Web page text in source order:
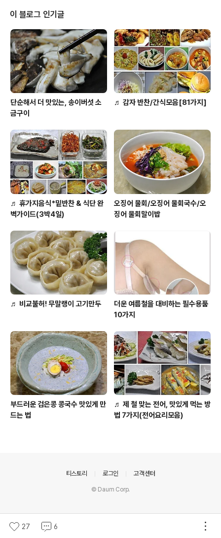
런 질문의 쪽지를 많이 받아 보았답니다. 김치찌개와 된장
찌개는 계절과 관계없이 먹는 음식이지만.. 쌀쌀한 계절에
는 더 맛난 그런 음식이지요. 맛있는 찌게 뚝배기 한그릇이
면.. 다른 반찬이 없어도 밥 한그릇은 금세 뚝딱~!! 가장 일
반적인 것이지만, 지금부터 맛있는 김치찌게와 된장찌개를
만드는 비법을 알..
이 블로그 인기글
단순해서 더 맛있는, 송이버섯 소
금구이
♬ 감자 반찬/간식모음[81가지]
♬ 휴가지음식*밑반찬 & 식단 완
벽가이드(3박4일)
오징어 물회/오징어 물회국수/오
징어 물회말이밥
♬ 비교불허! 무말랭이 고기만두
더운 여름철을 대비하는 필수용품
10가지
부드러운 검은콩 콩국수 맛있게 만
드는 법
♬ 제 철 맞는 전어, 맛있게 먹는 방
법 7가지(전어요리모음)
27 6
티스토리 로그인 고객센터
© Daum Corp.